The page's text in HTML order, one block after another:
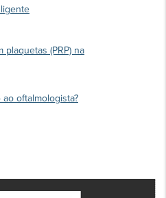
plaquetas (PRP) na
oftalmologista?